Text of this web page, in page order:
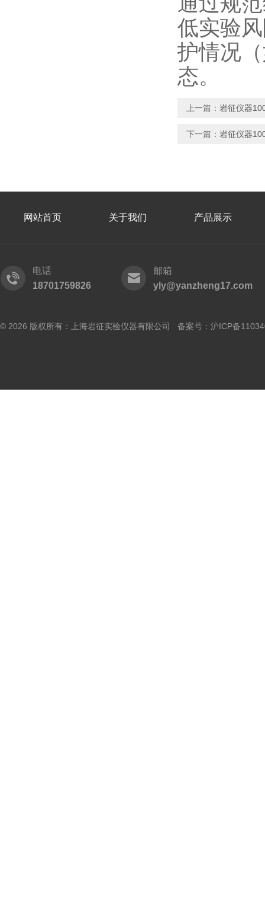
低实验
护情况
态。
上一篇： 岩征仪器
下一篇： 岩征仪器
网站首页 关于我们 产品展示
电话
18701759826
邮箱
yly@yanzheng17.com
© 2026 版权所有：上海岩征实验仪器有限公司 备案号： 沪ICP备